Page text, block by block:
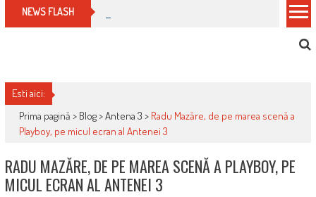
NEWS FLASH Cum îți schimbi, rapid, gratuit și eficient,
Esti aici:
Prima pagină > Blog>Antena 3 > Radu Mazăre, de pe marea scenă a
Playboy, pe micul ecran al Antenei 3
RADU MAZĂRE, DE PE MAREA SCENĂ A PLAYBOY, PE
MICUL ECRAN AL ANTENEI 3